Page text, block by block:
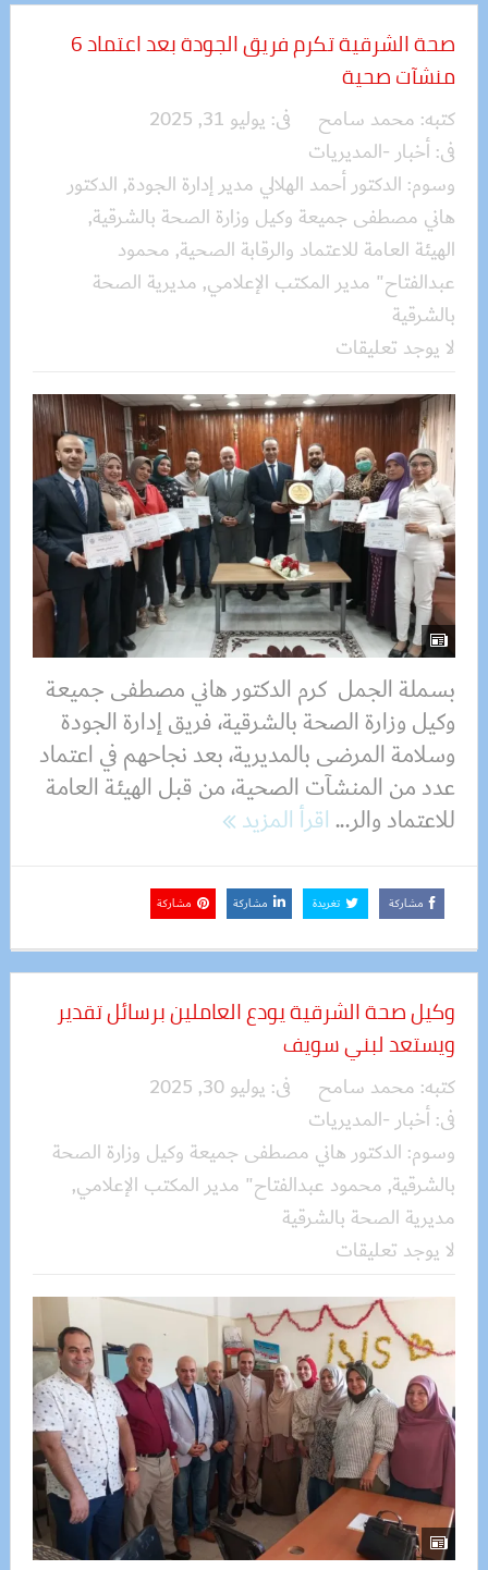
صحة الشرقية تكرم فريق الجودة بعد اعتماد 6
منشآت صحية
كتبه: محمد سامح فى: يوليو 31, 2025
فى:أخبار -المديريات
وسوم: الدكتور أحمد الهلالي مدير إدارة الجودة, الدكتور
هاني مصطفى جميعة وكيل وزارة الصحة بالشرقية,
الهيئة العامة للاعتماد والرقابة الصحية, محمود
عبدالفتاح" مدير المكتب الإعلامي, مديرية الصحة
بالشرقية
لا يوجد تعليقات
بسملة الجمل كرم الدكتور هاني مصطفى جميعة
وكيل وزارة الصحة بالشرقية، فريق إدارة الجودة
وسلامة المرضى بالمديرية، بعد نجاحهم في اعتماد
عدد من المنشآت الصحية، من قبل الهيئة العامة
للاعتماد والر...اقرأ المزيد
مشاركة تغريدة مشاركة مشاركة
وكيل صحة الشرقية يودع العاملين برسائل تقدير
ويستعد لبني سويف
كتبه: محمد سامح فى: يوليو 30, 2025
فى:أخبار -المديريات
وسوم: الدكتور هاني مصطفى جميعة وكيل وزارة الصحة
بالشرقية, محمود عبدالفتاح" مدير المكتب الإعلامي,
مديرية الصحة بالشرقية
لا يوجد تعليقات